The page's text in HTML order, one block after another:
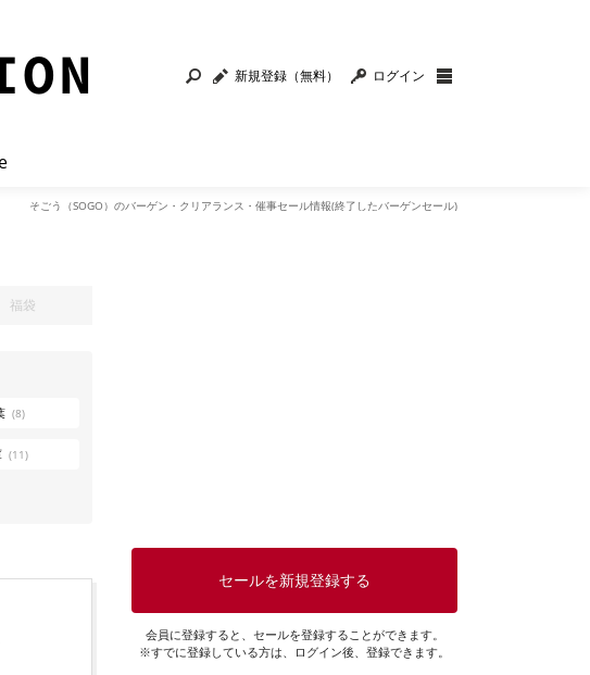
新規登録（無料） ログイン
そごう（SOGO）のバーゲン・クリアランス・催事セール情報(終了したバーゲンセール)
福袋
(8)
(11)
セールを新規登録する
会員に登録すると、セールを登録することができます。
※すでに登録している方は、ログイン後、登録できます。